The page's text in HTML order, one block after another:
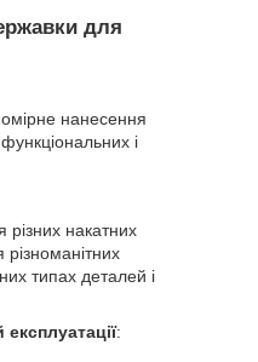
для
нанесення
і
різних накатних
різноманітних
типах деталей і
: